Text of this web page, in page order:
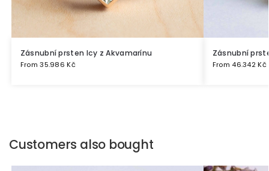
Zásnubní prsten Icy z Akvamarínu
From35.986Kč
Zásnubní
From 46.342Kč
Customers also bought